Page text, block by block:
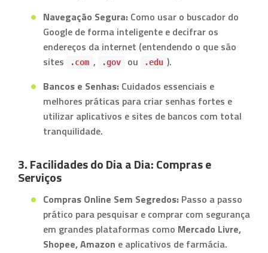
Navegação Segura: Como usar o buscador do
Google de forma inteligente e decifrar os
endereços da internet (entendendo o que são
sites
.com , .gov ou .edu ).
Bancos e Senhas: Cuidados essenciais e
melhores práticas para criar senhas fortes e
utilizar aplicativos e sites de bancos com total
tranquilidade.
3. Facilidades do Dia a Dia: Compras e
Serviços
Compras Online Sem Segredos: Passo a passo
prático para pesquisar e comprar com segurança
em grandes plataformas como Mercado Livre,
Shopee, Amazon e aplicativos de farmácia.